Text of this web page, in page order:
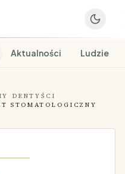
Aktualności Ludzie
· DENTYŚCI
STOMATOLOGICZNY